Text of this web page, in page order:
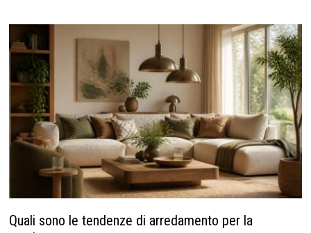
Quali sono le tendenze di arredamento per la